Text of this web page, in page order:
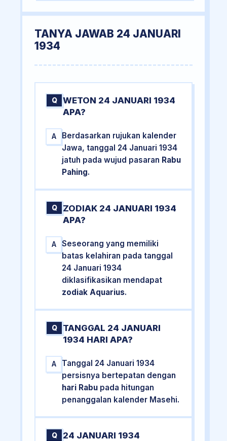
TANYA JAWAB 24 JANUARI
1934
Q
WETON 24 JANUARI 1934
APA?
A
Berdasarkan rujukan kalender
Jawa, tanggal 24 Januari 1934
jatuh pada wujud pasaran Rabu
Pahing.
Q
ZODIAK 24 JANUARI 1934
APA?
A
Seseorang yang memiliki
batas kelahiran pada tanggal
24 Januari 1934
diklasifikasikan mendapat
zodiak Aquarius.
Q
TANGGAL 24 JANUARI
1934 HARI APA?
A
Tanggal 24 Januari 1934
persisnya bertepatan dengan
hari Rabu pada hitungan
penanggalan kalender Masehi.
Q
24 JANUARI 1934